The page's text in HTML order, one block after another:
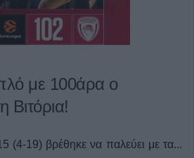
με 100άρα ο
Βιτόρια!
(4-19) βρέθηκε να παλεύει με τα...